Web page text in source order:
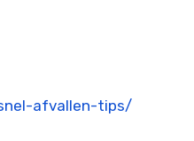
afvallen-tips/